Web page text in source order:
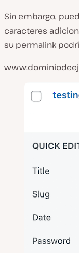
Sin embargo,
caracteres
su permalink